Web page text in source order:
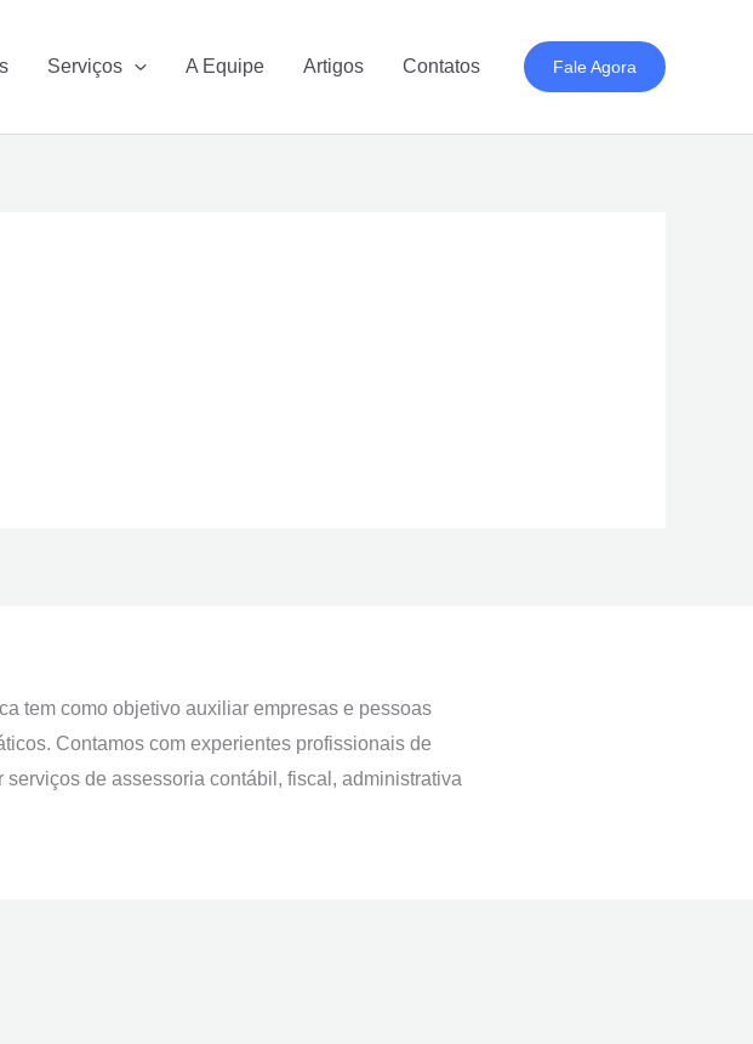
Serviços A Equipe Artigos Contatos Fale Agora
tem como objetivo auxiliar empresas e pessoas
Contamos com experientes profissionais de
de assessoria contábil, fiscal, administrativa